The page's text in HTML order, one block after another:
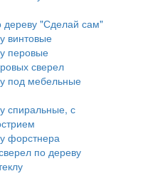
"Сделай сам"
винтовые
перовые
сверел
под мебельные
спиральные, с
форстнера
по дереву